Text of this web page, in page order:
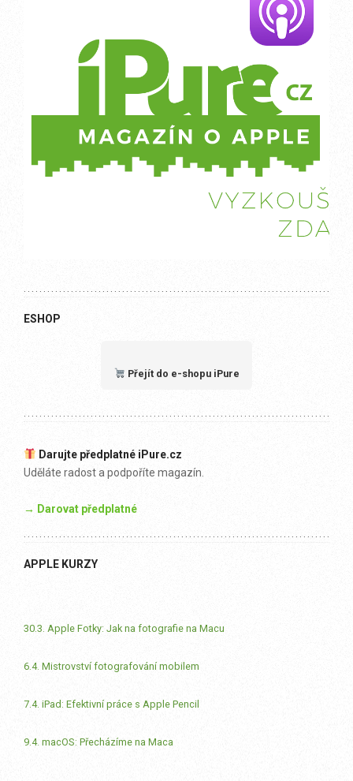
ESHOP
Přejít do e-shopu iPure
Darujte předplatné iPure.cz
Uděláte radost a podpoříte magazín.
→ Darovat předplatné
APPLE KURZY
30.3. Apple Fotky: Jak na fotografie na Macu
6.4. Mistrovství fotografování mobilem
7.4. iPad: Efektivní práce s Apple Pencil
9.4. macOS: Přecházíme na Maca